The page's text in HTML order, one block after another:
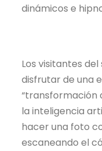
dinámicos e
Los visitantes
disfrutar de una
“transformación
la inteligencia
hacer una foto
escaneando el